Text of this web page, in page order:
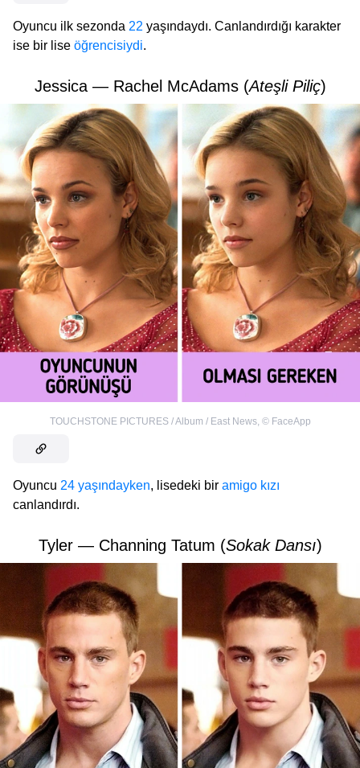
Oyuncu ilk sezonda 22 yaşındaydı. Canlandırdığı karakter
ise bir lise öğrencisiydi.
Jessica — Rachel McAdams (Ateşli Piliç)
TOUCHSTONE PICTURES / Album / East News, © FaceApp
Oyuncu 24 yaşındayken, lisedeki bir amigo kızı
canlandırdı.
Tyler — Channing Tatum (Sokak Dansı)